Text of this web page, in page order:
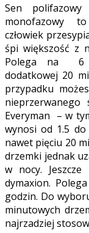
Sen
monofazowy to
człowiek
śpi większość z
Polega na 6
dodatkowej 20
przypadku
Everyman – w
wynosi od 1.5
nawet pięciu 20
drzemki jednak
w nocy.
dymaxion.
godzin. Do
minutowych
najrzadziej